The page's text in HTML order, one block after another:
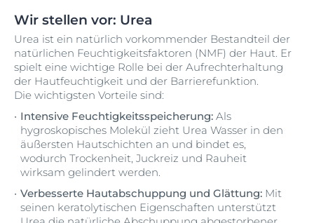
Wir stellen vor: Urea
Urea ist ein natürlich vorkommender Bestandteil der
natürlichen Feuchtigkeitsfaktoren (NMF) der Haut. Er
spielt eine wichtige Rolle bei der Aufrechterhaltung
der Hautfeuchtigkeit und der Barrierefunktion.
Die wichtigsten Vorteile sind:
Intensive Feuchtigkeitsspeicherung: Als
hygroskopisches Molekül zieht Urea Wasser in den
äußersten Hautschichten an und bindet es,
wodurch Trockenheit, Juckreiz und Rauheit
wirksam gelindert werden.
Verbesserte Hautabschuppung und Glättung: Mit
seinen keratolytischen Eigenschaften unterstützt